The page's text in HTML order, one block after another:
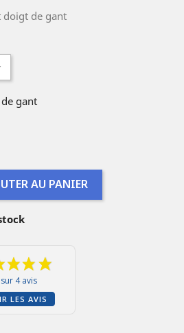
doigt de gant
gant
AU PANIER
4 avis
LES AVIS